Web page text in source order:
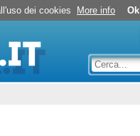
dei cookies More info Ok